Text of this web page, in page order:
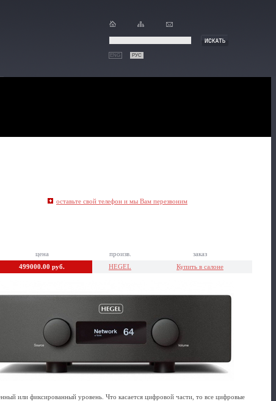
ENG РУС
оставьте свой телефон и мы Вам перезвоним
цена произв.
заказ
499000.00 руб. HEGEL Купить в салоне
или фиксированный уровень. Что касается цифровой части, то все цифровые